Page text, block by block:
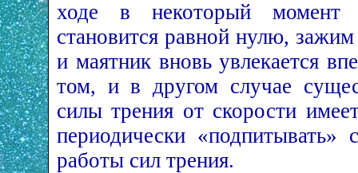
ходе в некоторый момент
становится равной нулю,
и маятник вновь увлекается
том, и в другом случае
силы трения от скорости
периодически «подпитывать»
работы сил трения.